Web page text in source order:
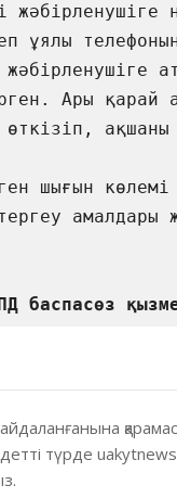
жәбірленушіге
ұялы
Ары қарай
өткізіп,
шығын
амалдары
баспасөз
түрде